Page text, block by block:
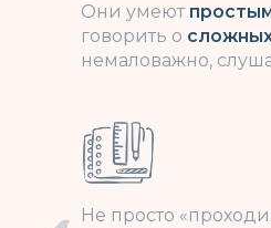
Они умеют
говорить о
немаловажно,
Не просто